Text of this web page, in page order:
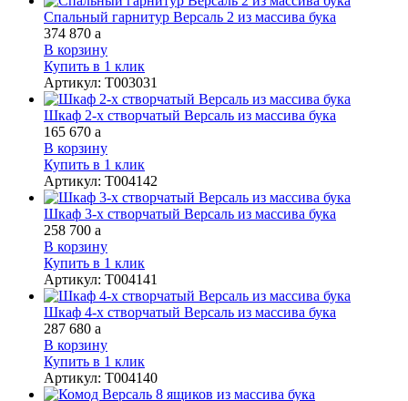
Спальный гарнитур Версаль 2 из массива бука
374 870 a
В корзину
Купить в 1 клик
Артикул: Т003031
Шкаф 2-х створчатый Версаль из массива бука
165 670 a
В корзину
Купить в 1 клик
Артикул: Т004142
Шкаф 3-х створчатый Версаль из массива бука
258 700 a
В корзину
Купить в 1 клик
Артикул: Т004141
Шкаф 4-х створчатый Версаль из массива бука
287 680 a
В корзину
Купить в 1 клик
Артикул: Т004140